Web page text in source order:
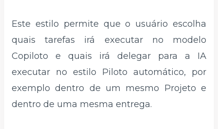
Este estilo permite que o usuário escolha
quais tarefas irá executar no modelo
Copiloto e quais irá delegar para a IA
executar no estilo Piloto automático, por
exemplo dentro de um mesmo Projeto e
dentro de uma mesma entrega.